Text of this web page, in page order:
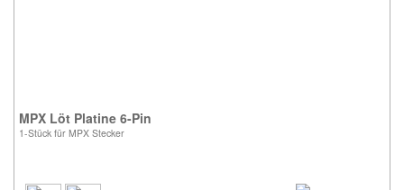
MPX Löt Platine 6-Pin
1-Stück für MPX Stecker